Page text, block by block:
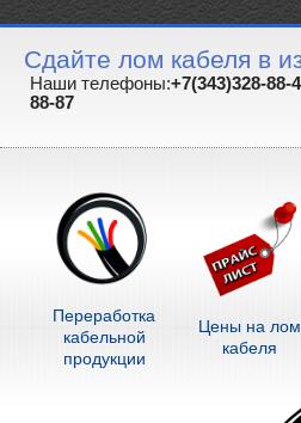
Сдайте лом кабеля в
Наши телефоны:+7(343)328-88-
88-87
Переработка
кабельной
продукции
Цены на лом
кабеля